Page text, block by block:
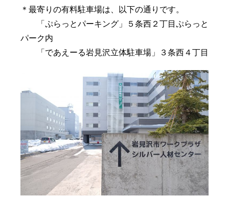
＊最寄りの有料駐車場は、以下の通りです。
「ぷらっとパーキング」５条西２丁目ぷらっと
パーク内
「であえーる岩見沢立体駐車場」３条西４丁目